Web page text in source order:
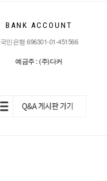
BANK ACCOUNT
국민은행 696301-01-451566
예금주 : (주)다커